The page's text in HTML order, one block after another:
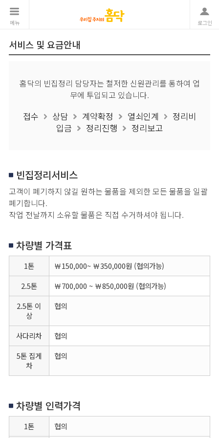
메뉴 로그인
서비스 및 요금안내
홈닥의 빈집정리 담당자는 철저한 신원관리를 통하여 업
무에 투입되고 있습니다.
접수 상담 계약확정 열쇠인계
정리비
입금
정리진행 정리보고
빈집정리서비스
고객이 폐기하지 않길 원하는 물품을 제외한 모든 물품을 일괄
폐기합니다.
작업 전날까지 소유할 물품은 직접 수거하셔야 됩니다.
차량별 가격표
1톤
￦150,000~ ￦350,000원 (협의가능)
2.5톤
￦700,000 ~ ￦850,000원 (협의가능)
2.5톤 이
상
협의
사다리차
협의
5톤 집게
차
협의
차량별 인력가격
1톤 협의